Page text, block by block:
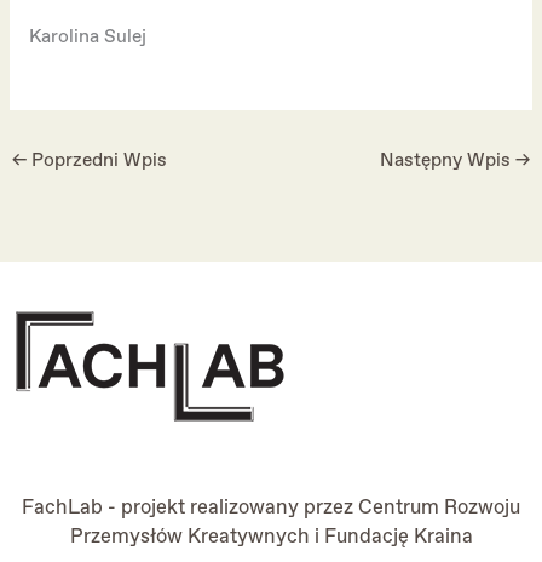
Karolina Sulej
← Poprzedni Wpis Następny Wpis →
FachLab - projekt realizowany przezCentrum Rozwoju
Przemysłów Kreatywnych i Fundację Kraina